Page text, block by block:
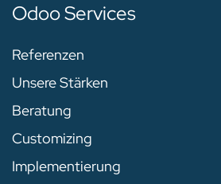
Odoo Services
Referenzen
Unsere Stärken
Beratung
Customizing
Implementierung